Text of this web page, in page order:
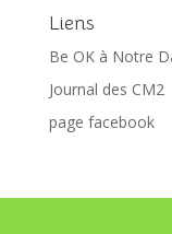
Liens
Be OK à Notre
Journal des CM2
page facebook